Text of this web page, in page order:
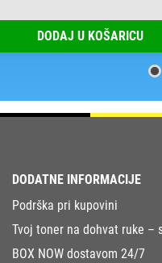
DODAJ U KOŠARICU
DODATNE INFORMACIJE
Podrška pri kupovini
Tvoj toner na dohvat ruke –
BOX NOW dostavom 24/7